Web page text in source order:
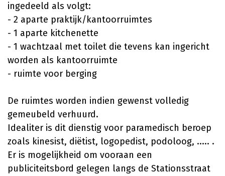
ingedeeld als volgt:
- 2 aparte praktijk/kantoorruimtes
- 1 aparte kitchenette
- 1 wachtzaal met toilet die tevens kan ingericht
worden als kantoorruimte
- ruimte voor berging
De ruimtes worden indien gewenst volledig
gemeubeld verhuurd.
Idealiter is dit dienstig voor paramedisch beroep
zoals kinesist, diëtist, logopedist, podoloog, ..... .
Er is mogelijkheid om vooraan een
publiciteitsbord gelegen langs de Stationsstraat